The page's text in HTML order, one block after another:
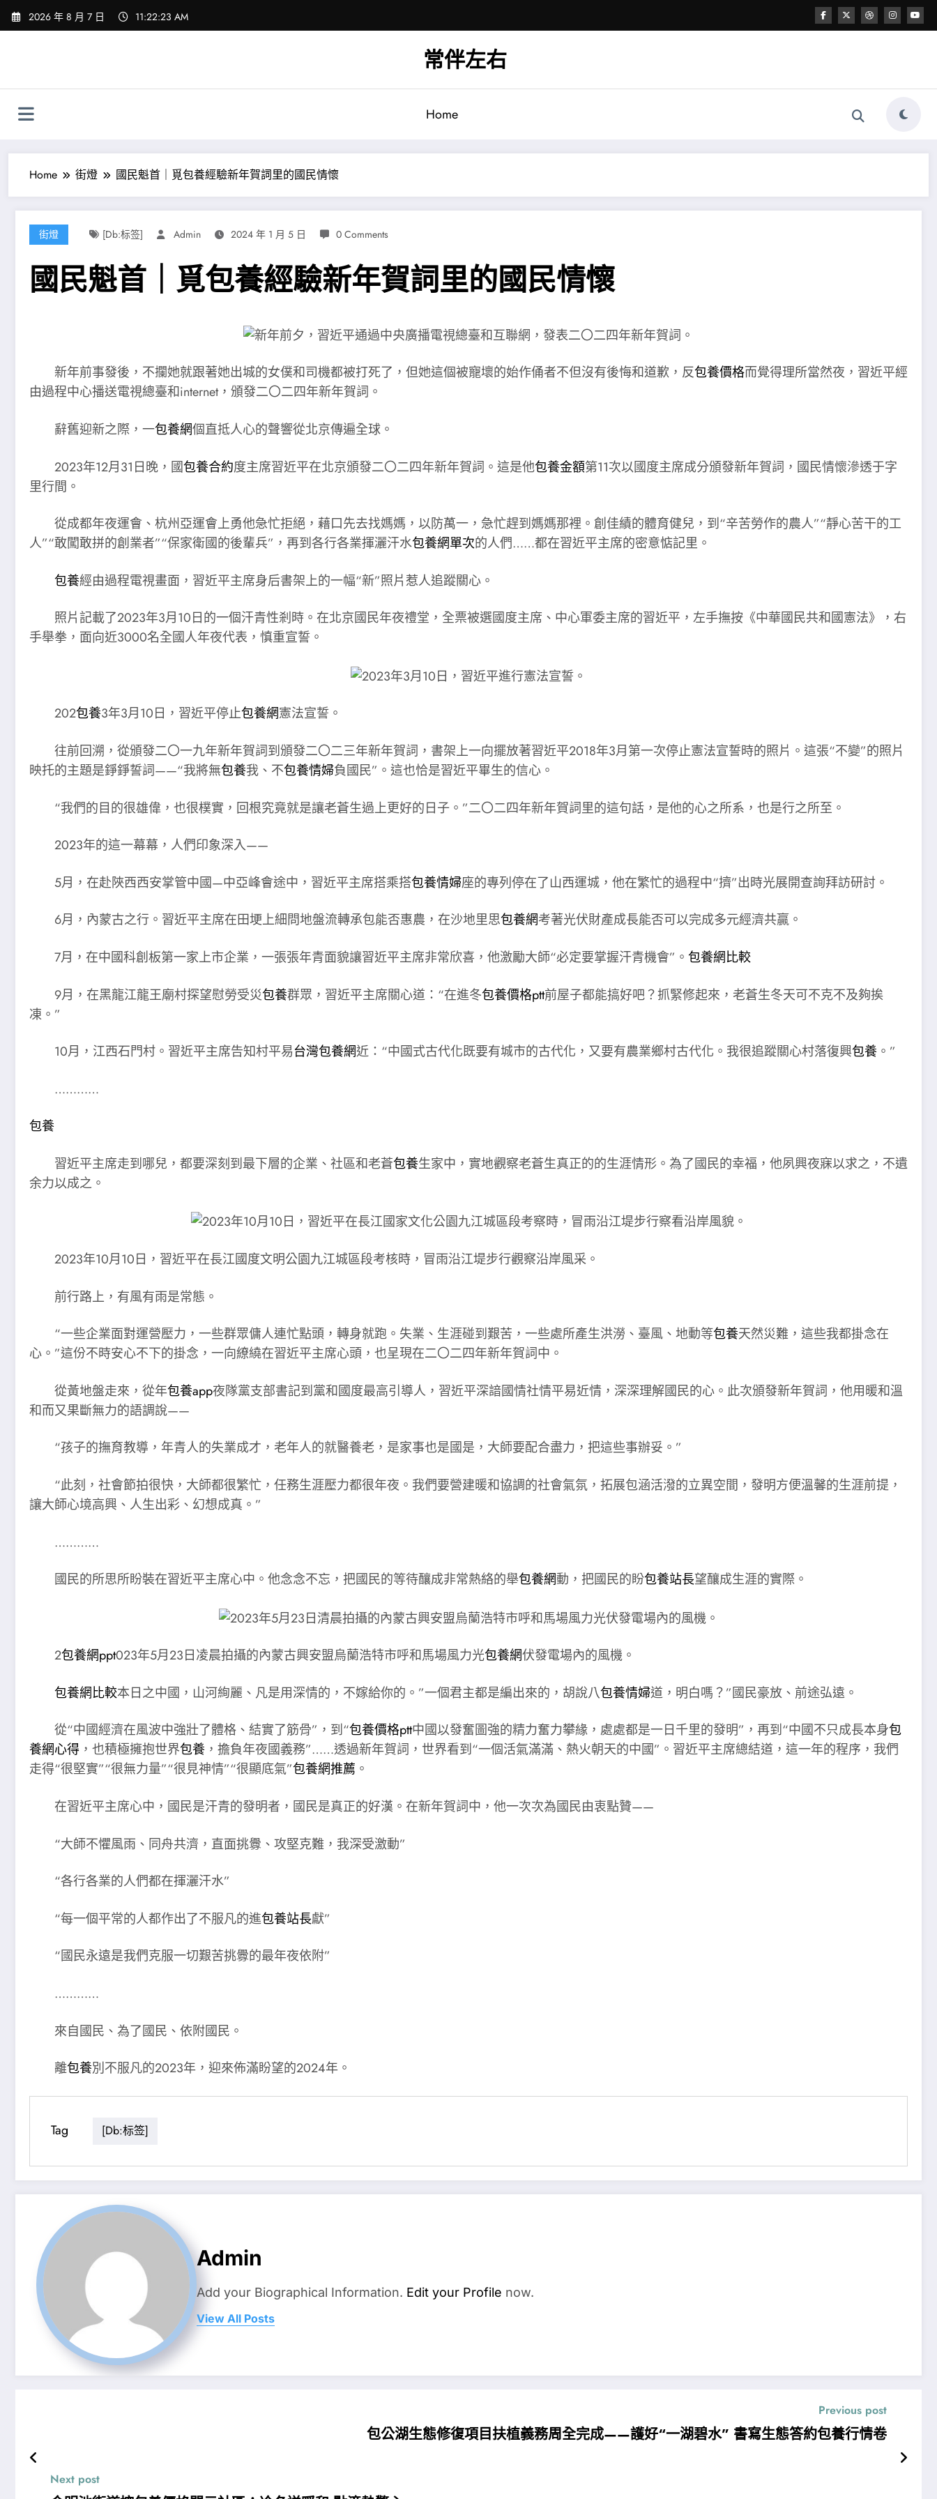
Skip
2026 年 8 月 7 日 11:22:24 AM
常伴左右
Home
Home 街燈 國民魁首｜覓包養經驗新年賀詞里的國民情懷
街燈 [db:标签] Admin 2024 年 1 月 5 日 0 Comments
國民魁首｜覓包養經驗新年賀詞里的國民情懷
新年前事發後，不攔她就跟著她出城的女僕和司機都被打死了，但她這個被寵壞的始作俑者不但沒有後悔和道歉，反包養價格而覺得理所當然夜，習近平經
由過程中心播送電視總臺和internet，頒發二〇二四年新年賀詞。
辭舊迎新之際，一包養網個直抵人心的聲響從北京傳遍全球。
2023年12月31日晚，國包養合約度主席習近平在北京頒發二〇二四年新年賀詞。這是他包養金額第11次以國度主席成分頒發新年賀詞，國民情懷滲透于字
里行間。
從成都年夜運會、杭州亞運會上勇他急忙拒絕，藉口先去找媽媽，以防萬一，急忙趕到媽媽那裡。創佳績的體育健兒，到“辛苦勞作的農人”“靜心苦干的工
人”“敢闖敢拼的創業者”“保家衛國的後輩兵”，再到各行各業揮灑汗水包養網單次的人們……都在習近平主席的密意惦記里。
包養經由過程電視畫面，習近平主席身后書架上的一幅“新”照片惹人追蹤關心。
照片記載了2023年3月10日的一個汗青性剎時。在北京國民年夜禮堂，全票被選國度主席、中心軍委主席的習近平，左手撫按《中華國民共和國憲法》，右
手舉拳，面向近3000名全國人年夜代表，慎重宣誓。
202包養3年3月10日，習近平停止包養網憲法宣誓。
往前回溯，從頒發二〇一九年新年賀詞到頒發二〇二三年新年賀詞，書架上一向擺放著習近平2018年3月第一次停止憲法宣誓時的照片。這張“不變”的照片
映托的主題是錚錚誓詞——“我將無包養我、不包養情婦負國民”。這也恰是習近平畢生的信心。
“我們的目的很雄偉，也很樸實，回根究竟就是讓老蒼生過上更好的日子。”二〇二四年新年賀詞里的這句話，是他的心之所系，也是行之所至。
2023年的這一幕幕，人們印象深入——
5月，在赴陜西西安掌管中國—中亞峰會途中，習近平主席搭乘搭包養情婦座的專列停在了山西運城，他在繁忙的過程中“擠”出時光展開查詢拜訪研討。
6月，內蒙古之行。習近平主席在田埂上細問地盤流轉承包能否惠農，在沙地里思包養網考著光伏財產成長能否可以完成多元經濟共贏。
7月，在中國科創板第一家上市企業，一張張年青面貌讓習近平主席非常欣喜，他激勵大師“必定要掌握汗青機會”。 包養網比較
9月，在黑龍江龍王廟村探望慰勞受災包養群眾，習近平主席關心道：“在進冬包養價格ptt前屋子都能搞好吧？抓緊修起來，老蒼生冬天可不克不及夠挨
凍。”
10月，江西石門村。習近平主席告知村平易台灣包養網近：“中國式古代化既要有城市的古代化，又要有農業鄉村古代化。我很追蹤關心村落復興包養 。”
…………
包養
習近平主席走到哪兒，都要深刻到最下層的企業、社區和老蒼包養生家中，實地觀察老蒼生真正的的生涯情形。為了國民的幸福，他夙興夜寐以求之，不遺
余力以成之。
2023年10月10日，習近平在長江國度文明公園九江城區段考核時，冒雨沿江堤步行觀察沿岸風采。
前行路上，有風有雨是常態。
“一些企業面對運營壓力，一些群眾傭人連忙點頭，轉身就跑。失業、生涯碰到艱苦，一些處所產生洪澇、臺風、地動等包養天然災難，這些我都掛念在
心。”這份不時安心不下的掛念，一向繚繞在習近平主席心頭，也呈現在二〇二四年新年賀詞中。
從黃地盤走來，從年包養app夜隊黨支部書記到黨和國度最高引導人，習近平深諳國情社情平易近情，深深理解國民的心。此次頒發新年賀詞，他用暖和溫
和而又果斷無力的語調說——
“孩子的撫育教導，年青人的失業成才，老年人的就醫養老，是家事也是國是，大師要配合盡力，把這些事辦妥。”
“此刻，社會節拍很快，大師都很繁忙，任務生涯壓力都很年夜。我們要營建暖和協調的社會氣氛，拓展包涵活潑的立異空間，發明方便溫馨的生涯前提，
讓大師心境高興、人生出彩、幻想成真。”
…………
國民的所思所盼裝在習近平主席心中。他念念不忘，把國民的等待釀成非常熱絡的舉包養網動，把國民的盼包養站長望釀成生涯的實際。
2包養網ppt023年5月23日凌晨拍攝的內蒙古興安盟烏蘭浩特市呼和馬場風力光包養網伏發電場內的風機。
包養網比較本日之中國，山河絢麗、凡是用深情的，不嫁給你的。”一個君主都是編出來的，胡說八包養情婦道，明白嗎？”國民豪放、前途弘遠。
從“中國經濟在風波中強壯了體格、結實了筋骨”，到“包養價格ptt中國以發奮圖強的精力奮力攀緣，處處都是一日千里的發明”，再到“中國不只成長本身包
養網心得 ，也積極擁抱世界包養 ，擔負年夜國義務”……透過新年賀詞，世界看到“一個活氣滿滿、熱火朝天的中國”。習近平主席總結道，這一年的程序，我們
走得“很堅實”“很無力量”“很見神情”“很顯底氣”包養網推薦 。
在習近平主席心中，國民是汗青的發明者，國民是真正的好漢。在新年賀詞中，他一次次為國民由衷點贊——
“大師不懼風雨、同舟共濟，直面挑釁、攻堅克難，我深受激動”
“各行各業的人們都在揮灑汗水”
“每一個平常的人都作出了不服凡的進包養站長獻”
“國民永遠是我們克服一切艱苦挑釁的最年夜依附”
…………
來自國民、為了國民、依附國民。
離包養別不服凡的2023年，迎來佈滿盼望的2024年。
Tag [db:标签]
Admin
Add your Biographical Information. Edit your Profile now.
View All Posts
Previous post
包公湖生態修復項目扶植義務周全完成——護好“一湖碧水” 書寫生態答約包養行情卷
Next post